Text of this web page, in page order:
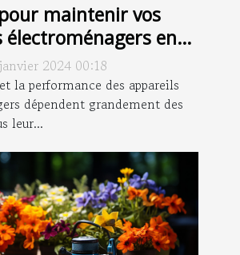
maintenir vos
électroménagers en
2024 00:18
la performance des appareils
dépendent grandement des
leur...